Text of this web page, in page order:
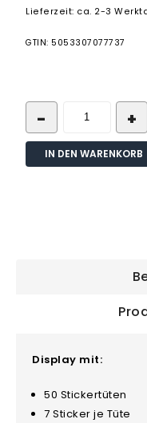
Lieferzeit: ca. 2-3
GTIN: 5053307077737
IN DEN WARENKORB
Display mit:
50 Stickertüten
7 Sticker je Tüte